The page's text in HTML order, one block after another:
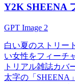
Y2K SHEENA
GPT Image 2
白い夏のストリー
い女性をフィーチ
トリアル雑誌カバ
太字の「SHEENA